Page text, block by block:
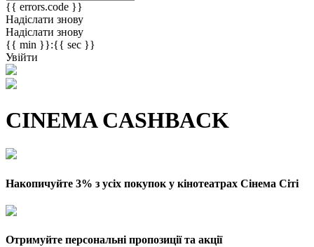
{{ errors.code }}
Надіслати знову
Надіслати знову
{{ min }}:{{ sec }}
Увійти
CINEMA CASHBACK
Накопичуйте 3% з усіх покупок у кінотеатрах Сінема Сіті
Отримуйте персональні пропозиції та акції